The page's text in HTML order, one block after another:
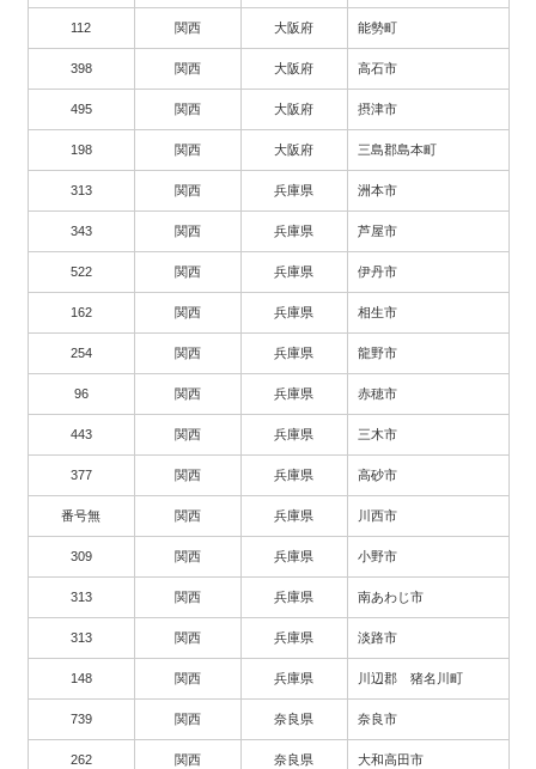
112 関西 大阪府 能勢町
398 関西 大阪府 高石市
495 関西 大阪府 摂津市
198 関西 大阪府 三島郡島本町
313 関西 兵庫県 洲本市
343 関西 兵庫県 芦屋市
522 関西 兵庫県 伊丹市
162 関西 兵庫県 相生市
254 関西 兵庫県 龍野市
96 関西 兵庫県 赤穂市
443 関西 兵庫県 三木市
377 関西 兵庫県 高砂市
番号無 関西 兵庫県 川西市
309 関西 兵庫県 小野市
313 関西 兵庫県 南あわじ市
313 関西 兵庫県 淡路市
148 関西 兵庫県 川辺郡 猪名川町
739 関西 奈良県 奈良市
262 関西 奈良県 大和高田市